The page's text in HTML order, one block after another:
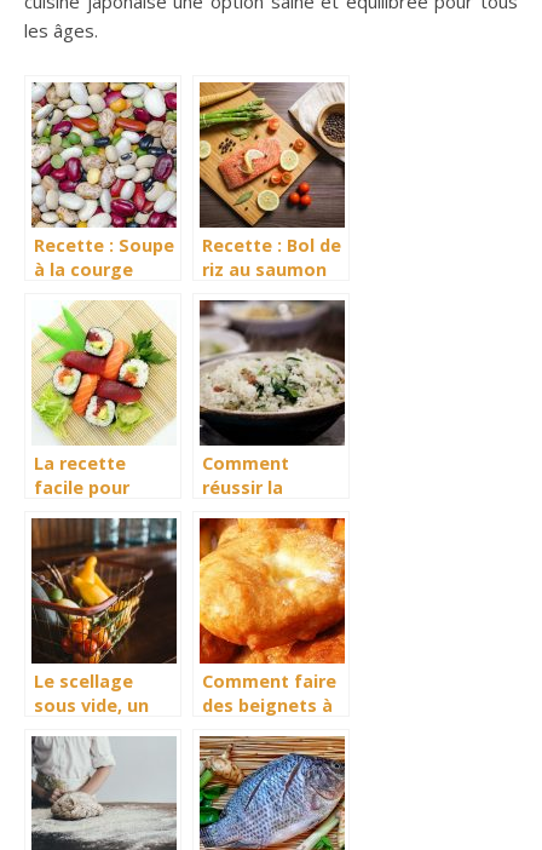
les âges.
Recette : Soupe
à la courge
haricots blancs
Recette : Bol de
riz au saumon
gingembre et
citron vert
La recette
facile pour
sushis
Comment
réussir la
riz ?
Le scellage
sous vide, un
énorme
Comment faire
des beignets à